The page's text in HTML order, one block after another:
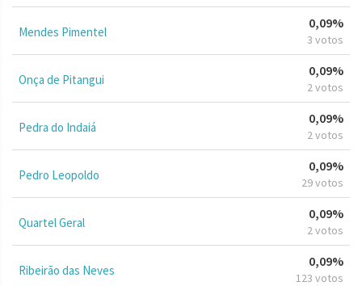
Mendes Pimentel
0,09%
3 votos
Onça de Pitangui
0,09%
2 votos
Pedra do Indaiá
0,09%
2 votos
Pedro Leopoldo
0,09%
29 votos
Quartel Geral
0,09%
2 votos
Ribeirão das Neves
0,09%
123 votos